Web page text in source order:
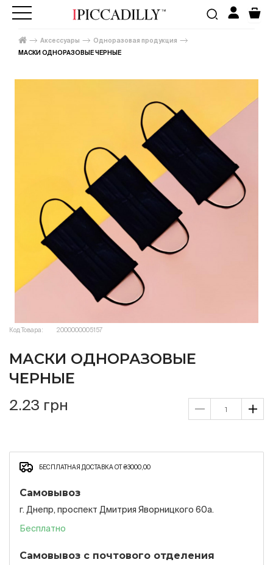
Аксессуары
Одноразовая продукция
МАСКИ ОДНОРАЗОВЫЕ ЧЕРНЫЕ
Код Товара: 2000000005157
МАСКИ ОДНОРАЗОВЫЕ
ЧЕРНЫЕ
2.23 грн
БЕСПЛАТНАЯ ДОСТАВКА ОТ ₴3000,00
Самовывоз
г. Днепр, проспект Дмитрия Яворницкого 60а.
Бесплатно
Самовывоз с почтового отделения